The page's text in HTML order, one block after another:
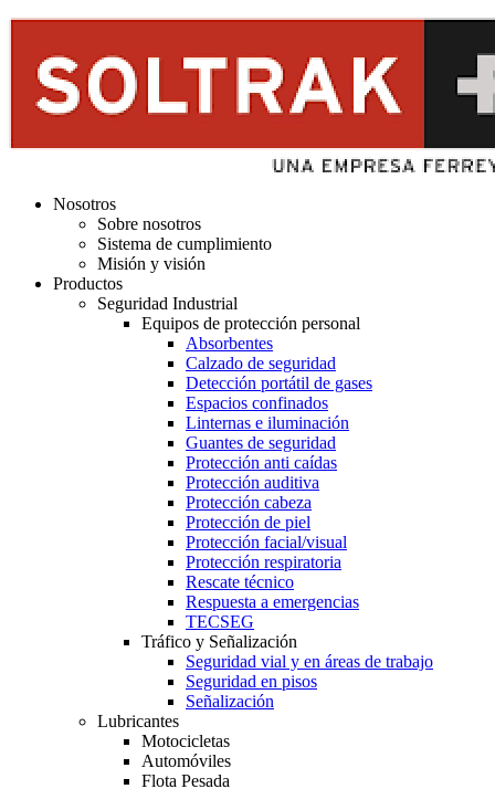
Nosotros
Sobre nosotros
Sistema de cumplimiento
Misión y visión
Productos
Seguridad Industrial
Equipos de protección personal
Absorbentes
Calzado de seguridad
Detección portátil de gases
Espacios confinados
Linternas e iluminación
Guantes de seguridad
Protección anti caídas
Protección auditiva
Protección cabeza
Protección de piel
Protección facial/visual
Protección respiratoria
Rescate técnico
Respuesta a emergencias
TECSEG
Tráfico y Señalización
Seguridad vial y en áreas de trabajo
Seguridad en pisos
Señalización
Lubricantes
Motocicletas
Automóviles
Flota Pesada